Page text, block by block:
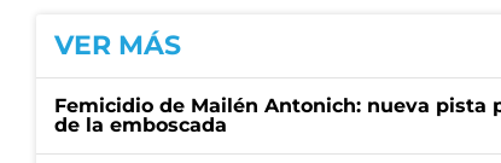
VER MÁS
Femicidio de Mailén Antonich: nueva pista
de la emboscada